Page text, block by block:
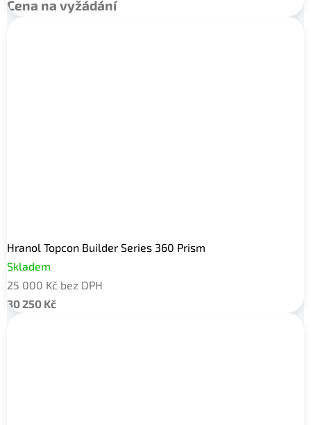
Cena na vyžádání
Hranol Topcon Builder Series 360 Prism
Skladem
25 000 Kč bez DPH
30 250 Kč